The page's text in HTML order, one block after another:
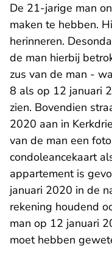
De 21-jarige man
maken te hebben.
herinneren.
de man hierbij
zus van de man -
8 als op 12 januari
zien. Bovendien
2020 aan in
van de man een
condoleancekaart
appartement is
januari 2020 in de
rekening houdend
man op 12 januari
moet hebben